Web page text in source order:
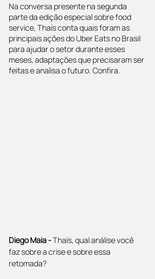
Na conversa presente na segunda
parte da edição especial sobre food
service, Thaís conta quais foram as
principais ações do Uber Eats no Brasil
para ajudar o setor durante esses
meses, adaptações que precisaram ser
feitas e analisa o futuro. Confira.
Diego Maia - Thaís, qual análise você
faz sobre a crise e sobre essa
retomada?